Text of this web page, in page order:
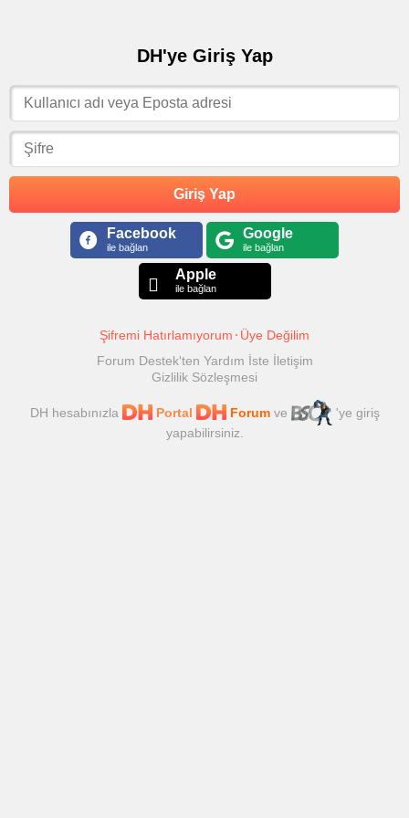
DH'ye Giriş Yap
Giriş Yap
Facebook
ile bağlan
Google
ile bağlan
Apple
ile bağlan
Şifremi Hatırlamıyorum
Üye Değilim
Forum Destek'ten Yardım İste İletişim
Gizlilik Sözleşmesi
DH hesabınızla Portal Forumve
'ye giriş
yapabilirsiniz.